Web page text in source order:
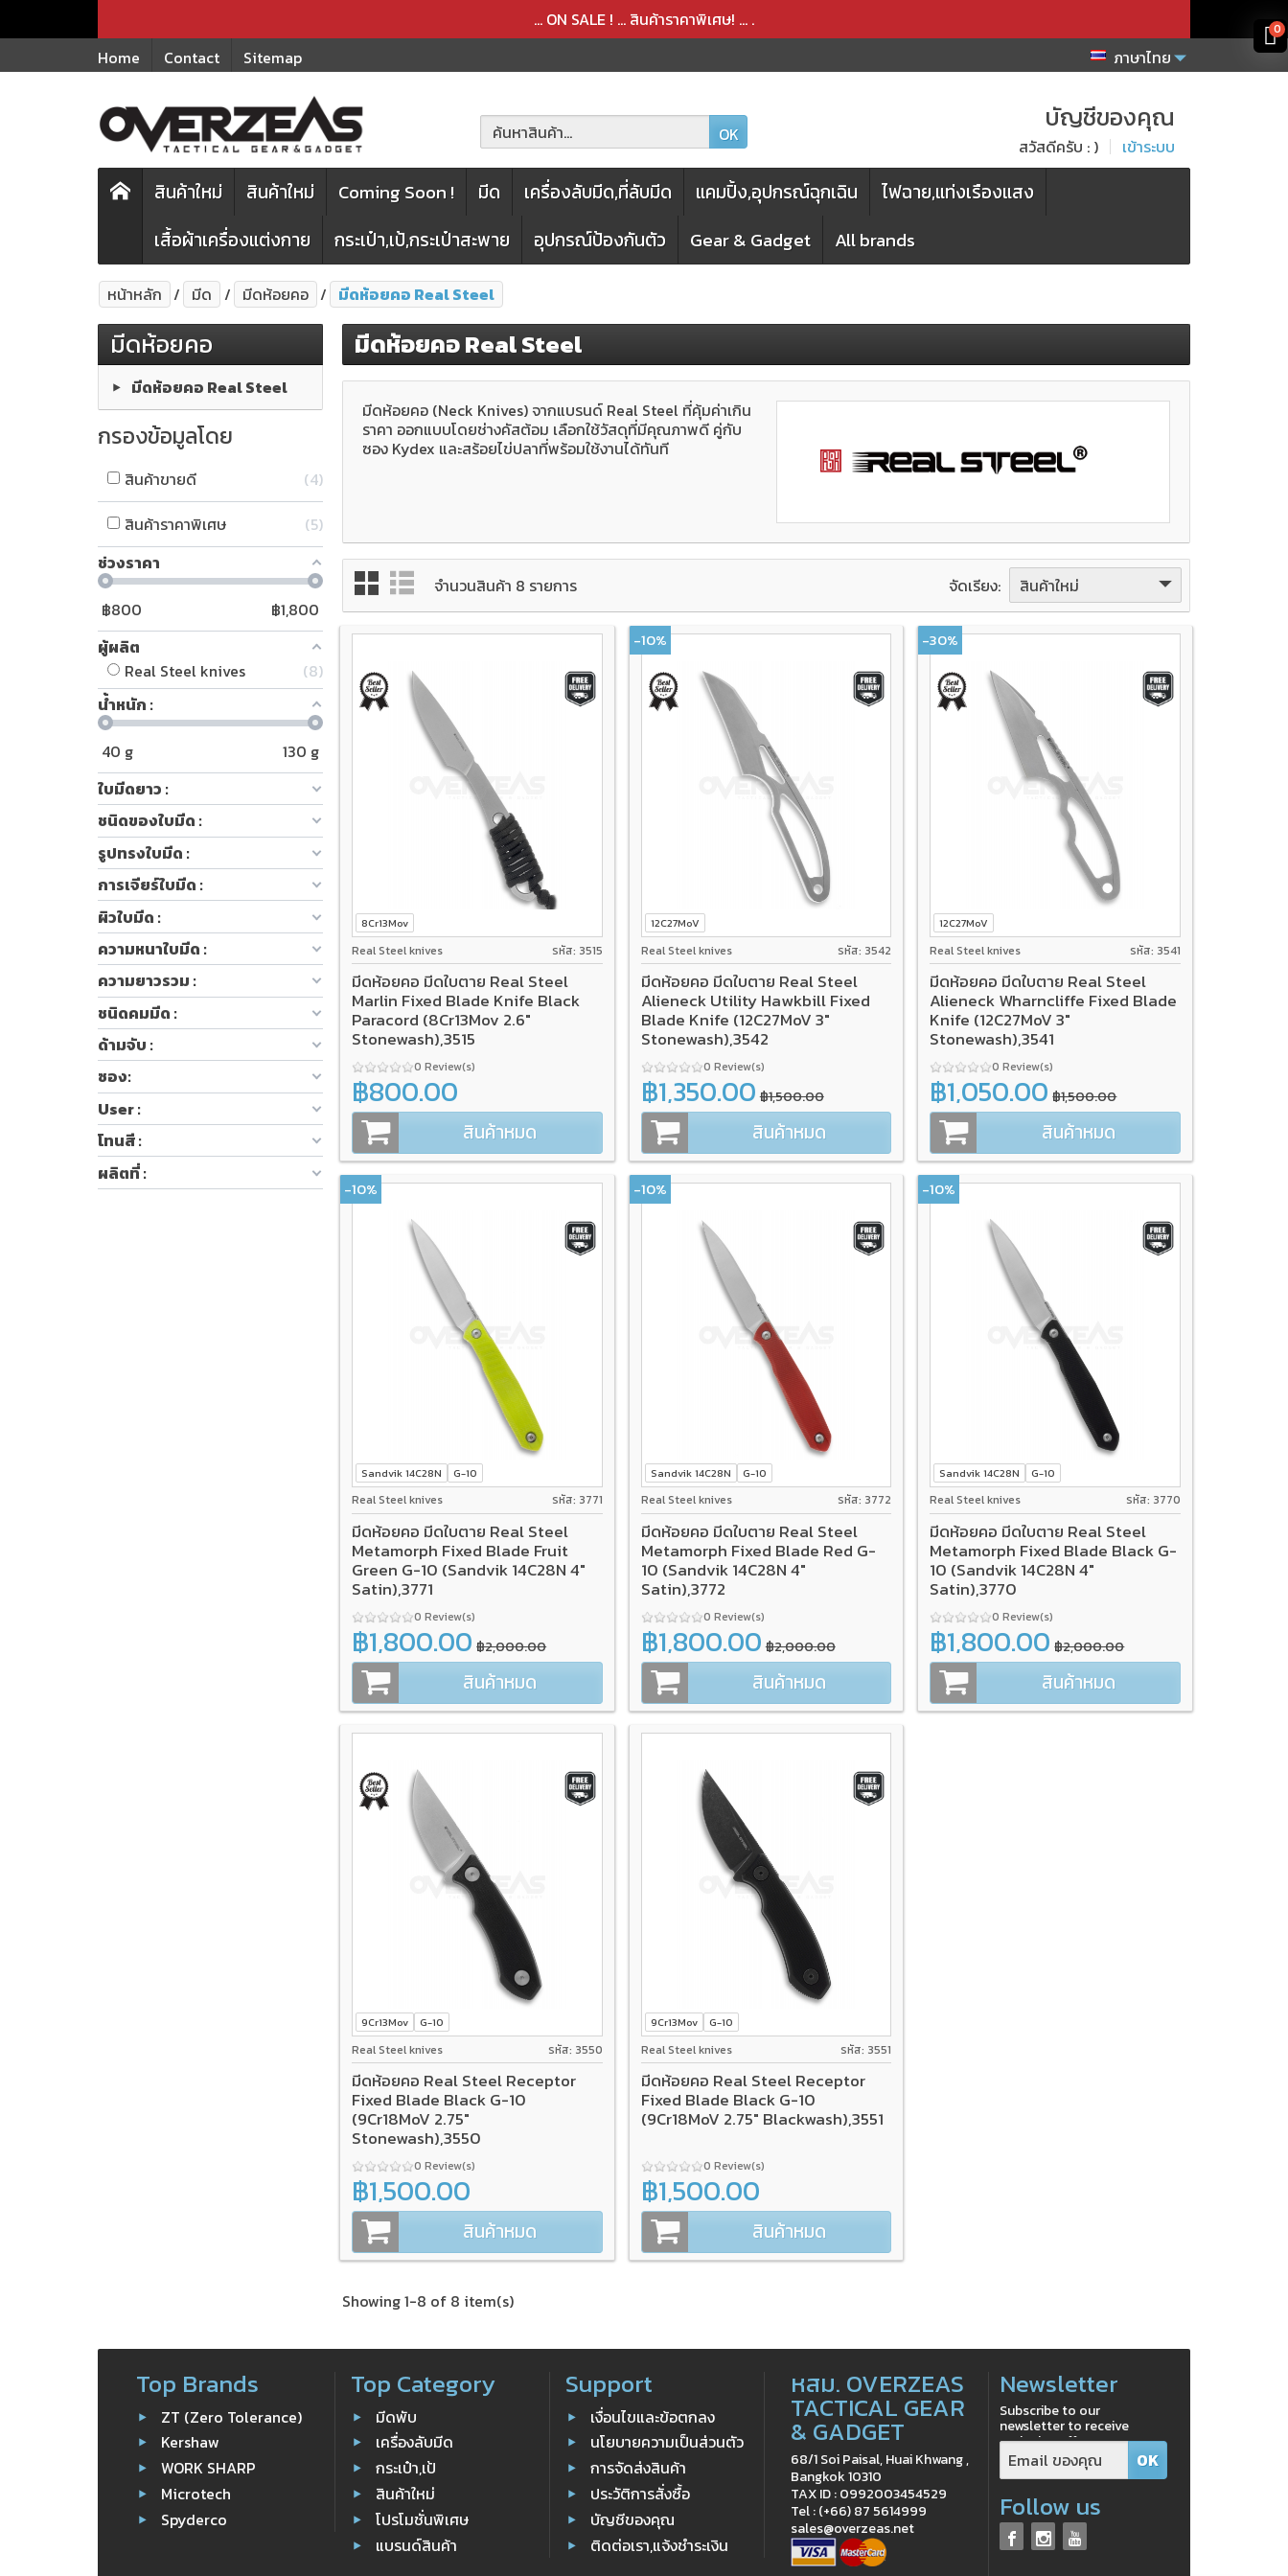
... ON SALE ! ... สินค้าราคาพิเศษ! ... .
Home
Contact Sitemap ภาษาไทย
บัญชีของคุณ
สวัสดีครับ : ) เข้าระบบ
OK
สินค้าใหม่ สินค้าใหม่ Coming Soon ! มีด เครื่องลับมีด,ที่ลับมีด แคมปิ้ง,อุปกรณ์ฉุกเฉิน
ไฟฉาย,แท่งเรืองแสง
เสื้อผ้าเครื่องแต่งกาย
กระเป๋า,เป้,กระเป๋าสะพาย อุปกรณ์ป้องกันตัว Gear & Gadget All brands
หน้าหลัก มีด มีดห้อยคอ มีดห้อยคอ Real Steel
มีดห้อยคอ
มีดห้อยคอ Real Steel
กรองข้อมูลโดย
สินค้าขายดี
4
สินค้าราคาพิเศษ
5
ช่วงราคา
฿800 ฿1,800
ผู้ผลิต
Real Steel knives
8
น้ำหนัก :
40 g 130 g
ใบมีดยาว :
ชนิดของใบมีด :
รูปทรงใบมีด :
การเจียร์ใบมีด :
ผิวใบมีด :
ความหนาใบมีด :
ความยาวรวม :
ชนิดคมมีด :
ด้ามจับ :
ซอง:
User :
โทนสี :
ผลิตที่ :
มีดห้อยคอ Real Steel
มีดห้อยคอ (Neck Knives) จากแบรนด์ Real Steel ที่คุ้มค่าเกิน
ราคา ออกแบบโดยช่างคัสต้อม เลือกใช้วัสดุที่มีคุณภาพดี คู่กับ
ซอง Kydex และสร้อยไข่ปลาที่พร้อมใช้งานได้ทันที
จำนวนสินค้า 8 รายการ จัดเรียง: สินค้าใหม่
8Cr13Mov
Real Steel knives รหัส: 3515
มีดห้อยคอ มีดใบตาย Real Steel
Marlin Fixed Blade Knife Black
Paracord (8Cr13Mov 2.6"
Stonewash),3515
0 Review(s)
฿800.00
สินค้าหมด
12C27MoV
Real Steel knives รหัส: 3542
มีดห้อยคอ มีดใบตาย Real Steel
Alieneck Utility Hawkbill Fixed
Blade Knife (12C27MoV 3"
Stonewash),3542
0 Review(s)
-10%
฿1,350.00 ฿1,500.00
สินค้าหมด
12C27MoV
Real Steel knives รหัส: 3541
มีดห้อยคอ มีดใบตาย Real Steel
Alieneck Wharncliffe Fixed Blade
Knife (12C27MoV 3"
Stonewash),3541
0 Review(s)
-30%
฿1,050.00 ฿1,500.00
สินค้าหมด
Sandvik 14C28N G-10
Real Steel knives รหัส: 3771
มีดห้อยคอ มีดใบตาย Real Steel
Metamorph Fixed Blade Fruit
Green G-10 (Sandvik 14C28N 4"
Satin),3771
0 Review(s)
-10%
฿1,800.00 ฿2,000.00
สินค้าหมด
Sandvik 14C28N G-10
Real Steel knives รหัส: 3772
มีดห้อยคอ มีดใบตาย Real Steel
Metamorph Fixed Blade Red G-
10 (Sandvik 14C28N 4"
Satin),3772
0 Review(s)
-10%
฿1,800.00 ฿2,000.00
สินค้าหมด
Sandvik 14C28N G-10
Real Steel knives รหัส: 3770
มีดห้อยคอ มีดใบตาย Real Steel
Metamorph Fixed Blade Black G-
10 (Sandvik 14C28N 4"
Satin),3770
0 Review(s)
-10%
฿1,800.00 ฿2,000.00
สินค้าหมด
9Cr13Mov G-10
Real Steel knives รหัส: 3550
มีดห้อยคอ Real Steel Receptor
Fixed Blade Black G-10
(9Cr18MoV 2.75"
Stonewash),3550
0 Review(s)
฿1,500.00
สินค้าหมด
9Cr13Mov G-10
Real Steel knives รหัส: 3551
มีดห้อยคอ Real Steel Receptor
Fixed Blade Black G-10
(9Cr18MoV 2.75" Blackwash),3551
0 Review(s)
฿1,500.00
สินค้าหมด
Showing 1-8 of 8 item(s)
Top Brands
ZT (Zero Tolerance)
Kershaw
WORK SHARP
Microtech
Spyderco
Top Category
มีดพับ
เครื่องลับมีด
กระเป๋า,เป้
สินค้าใหม่
โปรโมชั่นพิเศษ
แบรนด์สินค้า
Support
เงื่อนไขและข้อตกลง
นโยบายความเป็นส่วนตัว
การจัดส่งสินค้า
ประวัติการสั่งซื้อ
บัญชีของคุณ
ติดต่อเรา,แจ้งชำระเงิน
หสม. OVERZEAS
TACTICAL GEAR
& GADGET
68/1 Soi Paisal, Huai Khwang ,
Bangkok 10310
TAX ID : 0992003454529
Tel : (+66) 87 5614999
sales@overzeas.net
Newsletter
Subscribe to our
newsletter to receive
exclusive offers
Follow us
สินค้าได้เพิ่มลงในตะกร้าเรียบร้อยแล้ว
สินค้าได้ถูกลบออกจากตะกร้าเรียบร้อยแล้ว
0